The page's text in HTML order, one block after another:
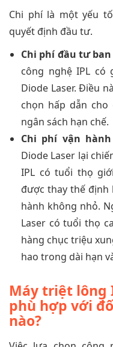
Chi phí là một yếu
quyết định đầu tư.
Chi phí đầu tư
công nghệ IPL có
Diode Laser. Điều
chọn hấp dẫn cho
ngân sách hạn chế.
Chi phí vận
Diode Laser lại
IPL có tuổi thọ
được thay thế định
hành không nhỏ.
Laser có tuổi thọ
hàng chục triệu
hao trong dài hạn
Máy triệt lông
phù hợp với
nào?